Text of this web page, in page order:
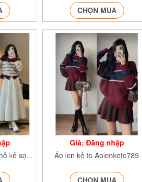
CHỌN MUA
Áo cadigan len lông thỏ kẻ sọc thêu ngựa AocrgtheunguaH35
Giá: Đăng nhập
Áo len kẻ to Aolenketo789